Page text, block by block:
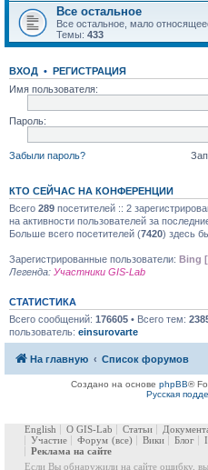
Все остальное
Все остальное, мало
Темы: 433
ВХОД • РЕГИСТРАЦИЯ
Имя пользователя:
Пароль:
Забыли пароль?
КТО СЕЙЧАС НА КОНФЕРЕНЦИИ
Всего 289 посетителей :: 2
на активности пользователей за
Больше всего посетителей (7420) здесь
Зарегистрированные пользователи: Bing
Легенда: Участники GIS-Lab
СТАТИСТИКА
Всего сообщений: 176605 • Всего тем:
пользователь: einsurovarte
На главную Список форумов
Создано на основе phpBB®
Русская
English О GIS-Lab Статьи
Участие
Форум (все) Вики Блог
Реклама на сайте
Если Вы обнаружили на сайте ошибку,